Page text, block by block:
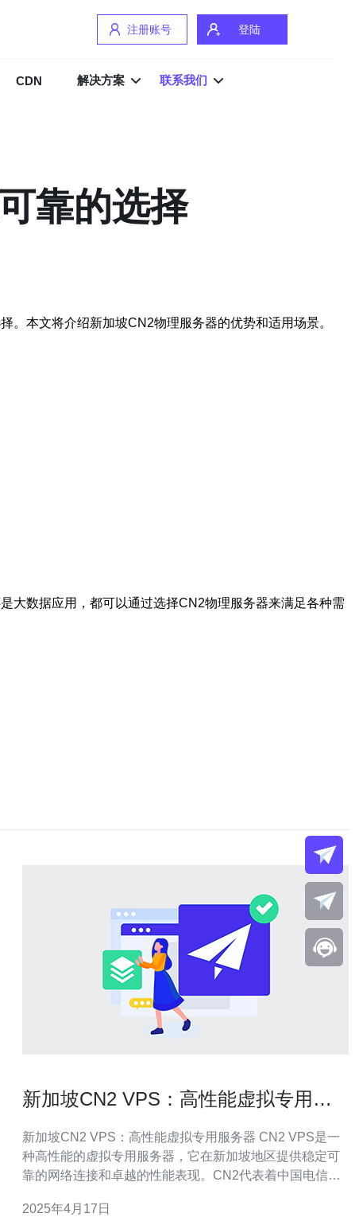
注册账号 登陆
CDN 解决方案 联系我们
靠的选择
本文将介绍新加坡CN2物理服务器的优势和适用场景。
大数据应用，都可以通过选择CN2物理服务器来满足各种需
新加坡CN2 VPS：高性能虚拟专用服
新加坡CN2 VPS：高性能虚拟专用服务器 CN2 VPS是一
种高性能的虚拟专用服务器，它在新加坡地区提供稳定可
靠的网络连接和卓越的性能表现。CN2代表着中国电信第
更可靠的网络连接，适用于对网络速度和稳定性有高要求
2025年4月17日